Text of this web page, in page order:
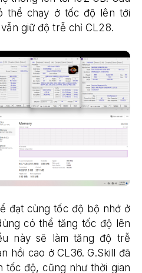
thể chạy ở tốc độ lên tới
giữ độ trễ chỉ CL28.
đạt cùng tốc độ bộ nhớ ở
có thể tăng tốc độ lên
này sẽ làm tăng độ trễ
hồi cao ở CL36. G.Skill đã
tốc độ, cũng như thời gian